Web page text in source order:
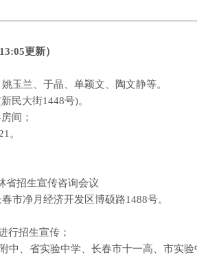
13:05更新）
玉兰、于晶、单颖文、陶文静等。
新民大街1448号)。
房间；
。
省招生宣传咨询会议
市净月经济开发区博硕路1488号。
行招生宣传；
中、省实验中学、长春市十一高、市实